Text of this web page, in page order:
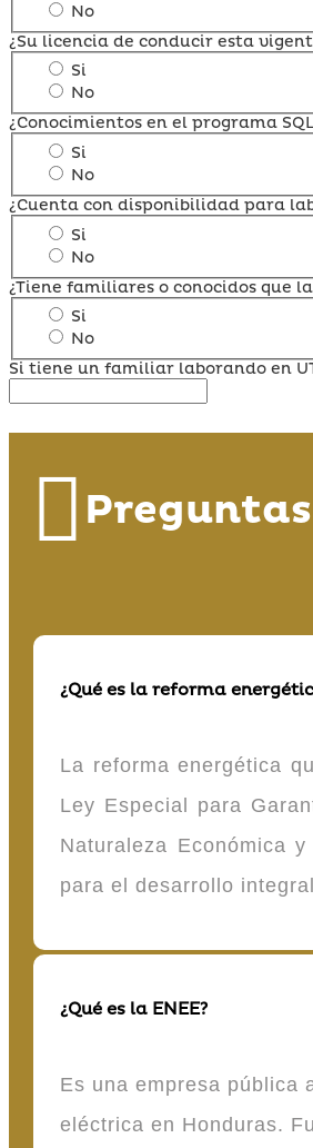
No
¿Su licencia de conducir esta
Si
No
¿Conocimientos en el programa
Si
No
¿Cuenta con disponibilidad para
Si
No
¿Tiene familiares o conocidos que
Si
No
Si tiene un familiar laborando en
¿Qué es la reforma
La reforma energética
Ley Especial para
Naturaleza Económica
para el desarrollo
¿Qué es la ENEE?
Es una empresa pública
eléctrica en Honduras.